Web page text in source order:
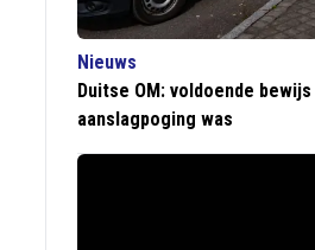
Nieuws
Duitse OM: voldoende
aanslagpoging was